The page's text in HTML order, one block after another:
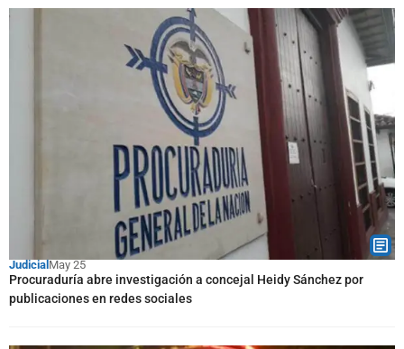
Judicial May 25
Procuraduría abre investigación a concejal Heidy Sánchez por
publicaciones en redes sociales